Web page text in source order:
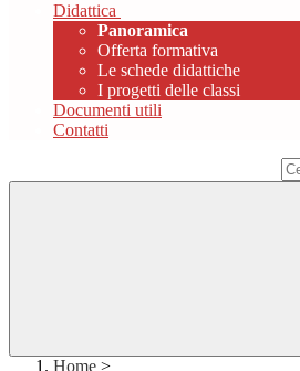
Didattica
Panoramica
Offerta formativa
Le schede didattiche
I progetti delle classi
Documenti utili
Contatti
Home >